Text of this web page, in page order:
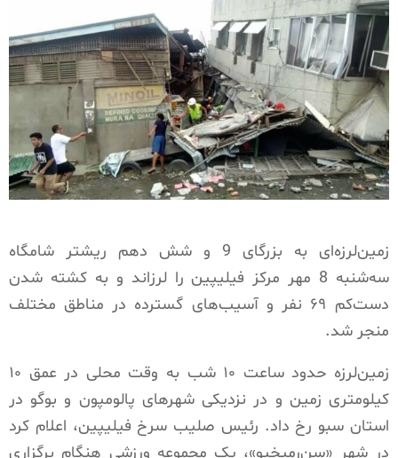
زمین‌لرزه‌ای به بزرگای 9 و شش دهم ریشتر شامگاه
سه‌شنبه 8 مهر مرکز فیلیپین را لرزاند و به کشته‌ شدن
دست‌کم ۶۹ نفر و آسیب‌های گسترده در مناطق مختلف
منجر شد.
زمین‌لرزه حدود ساعت ۱۰ شب به وقت محلی در عمق ۱۰
کیلومتری زمین و در نزدیکی شهرهای پالومپون و بوگو در
استان سبو رخ داد. رئیس صلیب سرخ فیلیپین، اعلام کرد
در شهر «سن‌رمیخیو»، یک مجموعه ورزشی هنگام برگزاری